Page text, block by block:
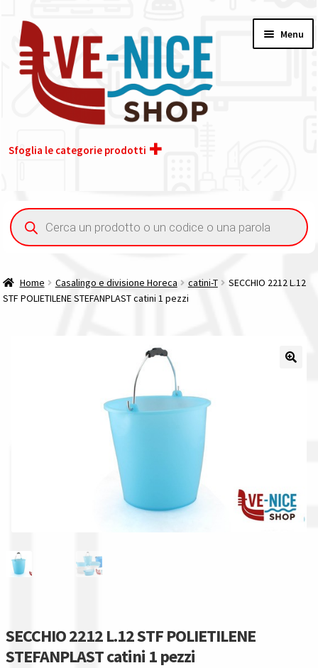
alla
navigazione
contenuto
Menu
Sfoglia le categorie prodotti
Acquisto iva 4% (agevolata)
Contatti
Acquisti in rete pubblica amministrazione
Assicurazione integrativa Garanzia3
Diritto di recesso
Gestione resi
Ricerca
prodotti
Home Casalingo e divisione Horeca catini-T
SECCHIO 2212 L.12
STF POLIETILENE STEFANPLAST catini 1 pezzi
SECCHIO 2212 L.12 STF POLIETILENE
STEFANPLAST catini 1 pezzi